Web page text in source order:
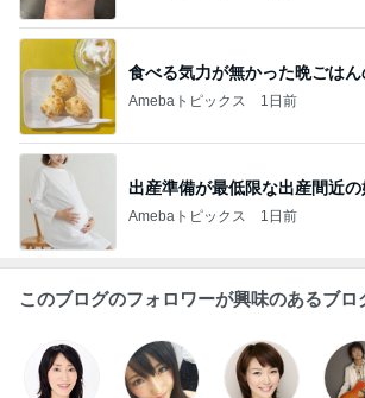
食べる気力が無かった晩ごは
Amebaトピックス 1日前
出産準備が最低限な出産間近の
Amebaトピックス 1日前
このブログのフォロワーが興味のあるブロ